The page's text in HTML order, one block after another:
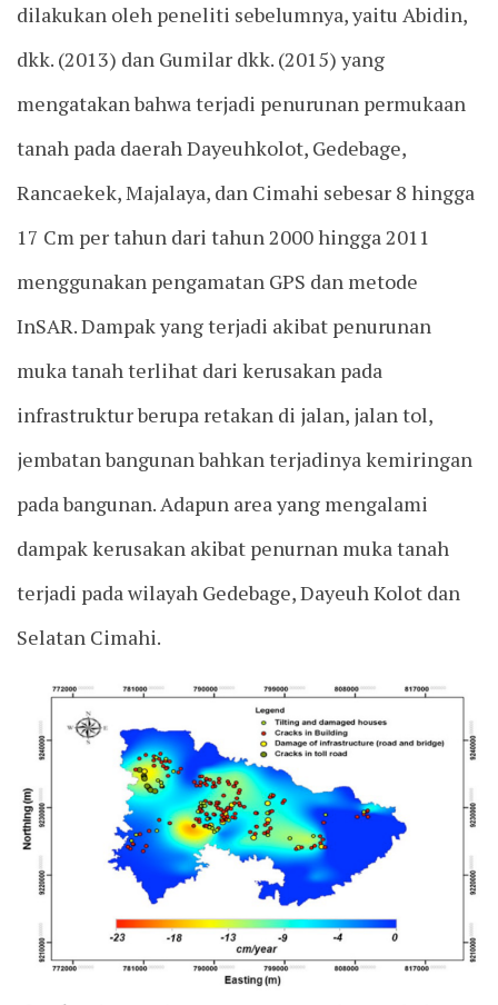
dilakukan oleh peneliti sebelumnya, yaitu Abidin,
dkk. (2013) dan Gumilar dkk. (2015) yang
mengatakan bahwa terjadi penurunan permukaan
tanah pada daerah Dayeuhkolot, Gedebage,
Rancaekek, Majalaya, dan Cimahi sebesar 8 hingga
17 Cm per tahun dari tahun 2000 hingga 2011
menggunakan pengamatan GPS dan metode
InSAR. Dampak yang terjadi akibat penurunan
muka tanah terlihat dari kerusakan pada
infrastruktur berupa retakan di jalan, jalan tol,
jembatan bangunan bahkan terjadinya kemiringan
pada bangunan. Adapun area yang mengalami
dampak kerusakan akibat penurnan muka tanah
terjadi pada wilayah Gedebage, Dayeuh Kolot dan
Selatan Cimahi.